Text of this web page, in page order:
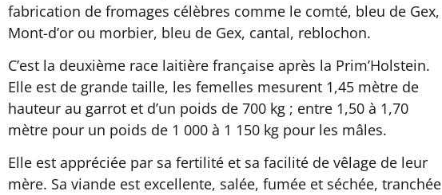
fabrication de fromages célèbres comme le comté, bleu de Gex,
Mont-d’or ou morbier, bleu de Gex, cantal, reblochon.
C’est la deuxième race laitière française après la Prim’Holstein.
Elle est de grande taille, les femelles mesurent 1,45 mètre de
hauteur au garrot et d’un poids de 700 kg ; entre 1,50 à 1,70
mètre pour un poids de 1 000 à 1 150 kg pour les mâles.
Elle est appréciée par sa fertilité et sa facilité de vêlage de leur
mère. Sa viande est excellente, salée, fumée et séchée, tranchée